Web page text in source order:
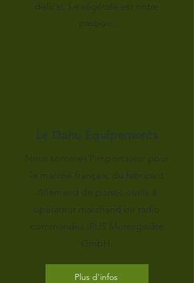
délicat. Le végétale est notre
passion.
Le Dahu Équipements
Nous sommes l’importateur pour
le marché français, du fabricant
Allemand de portes outils à
opérateur marchand ou radio
commandés IRUS Motorgeräte
GmbH.
Plus d'infos